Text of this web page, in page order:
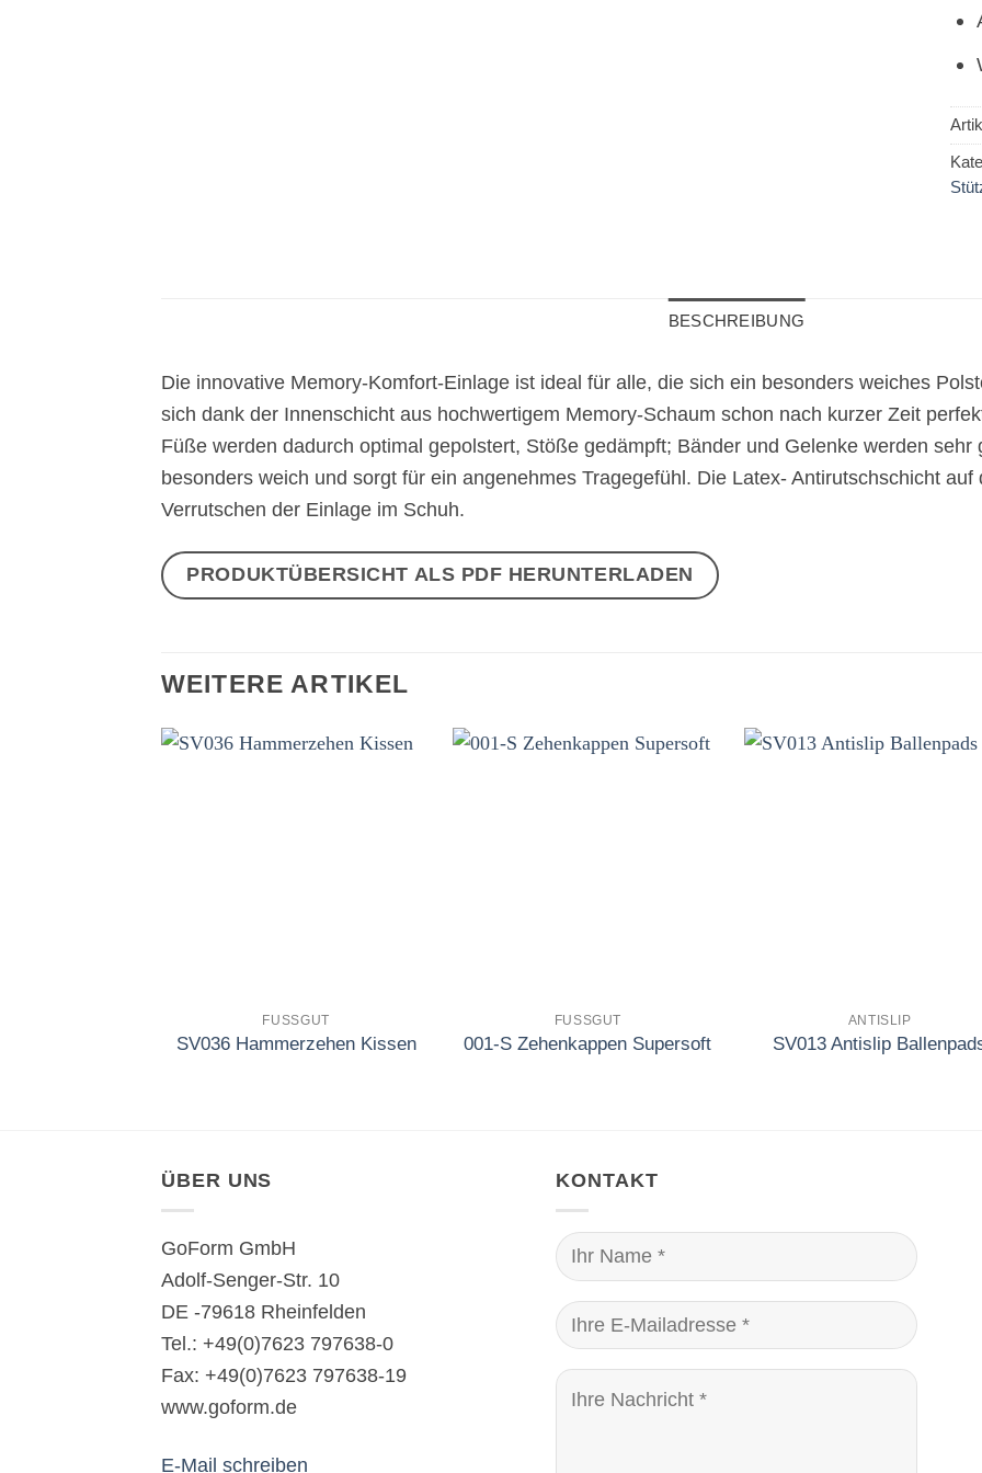
BESCHREIBUNG
Die innovative Memory-Komfort-Einlage ist ideal für alle, die sich ein besonders weiches
sich dank der Innenschicht aus hochwertigem Memory-Schaum schon nach kurzer Zeit
Füße werden dadurch optimal gepolstert, Stöße gedämpft; Bänder und Gelenke werden
besonders weich und sorgt für ein angenehmes Tragegefühl. Die Latex- Antirutschschicht
Verrutschen der Einlage im Schuh.
PRODUKTÜBERSICHT ALS PDF HERUNTERLADEN
WEITERE ARTIKEL
FUSSGUT
SV036 Hammerzehen Kissen
FUSSGUT
001-S Zehenkappen Supersoft
ANTISLIP
SV013 Antislip
ÜBER UNS
GoForm GmbH
Adolf-Senger-Str. 10
DE -79618 Rheinfelden
Tel.: +49(0)7623 797638-0
Fax: +49(0)7623 797638-19
www.goform.de
E-Mail schreiben
KONTAKT